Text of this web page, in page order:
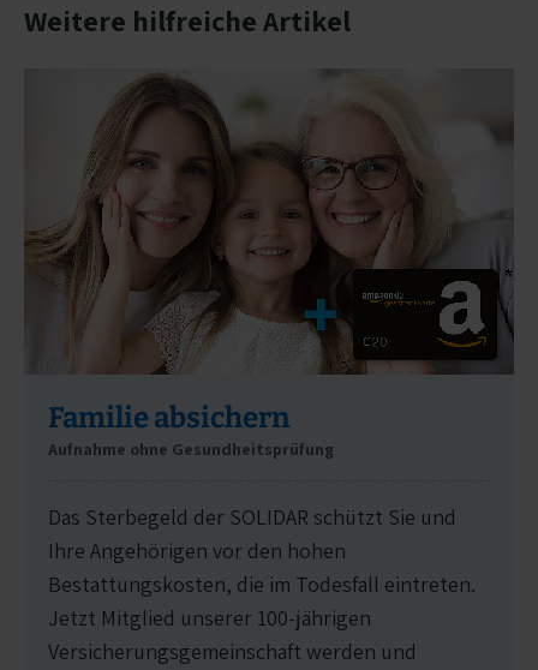
Weitere hilfreiche Artikel
Familie absichern
Aufnahme ohne Gesundheitsprüfung
Das Sterbegeld der SOLIDAR schützt Sie und
Ihre Angehörigen vor den hohen
Bestattungskosten, die im Todesfall eintreten.
Jetzt Mitglied unserer 100-jährigen
Versicherungsgemeinschaft werden und